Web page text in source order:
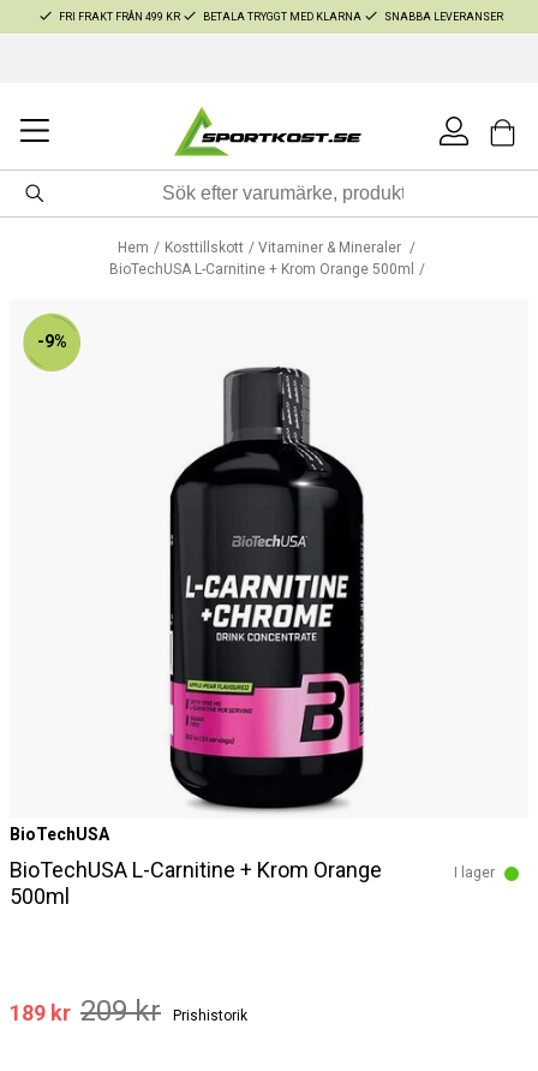
FRI FRAKT FRÅN 499 KR BETALA TRYGGT MED KLARNA SNABBA LEVERANSER
Hem Kosttillskott
Vitaminer & Mineraler
BioTechUSA L-Carnitine + Krom Orange 500ml
-9%
BioTechUSA
BioTechUSA L-Carnitine + Krom Orange
500ml
I lager
189 kr 209 kr Prishistorik